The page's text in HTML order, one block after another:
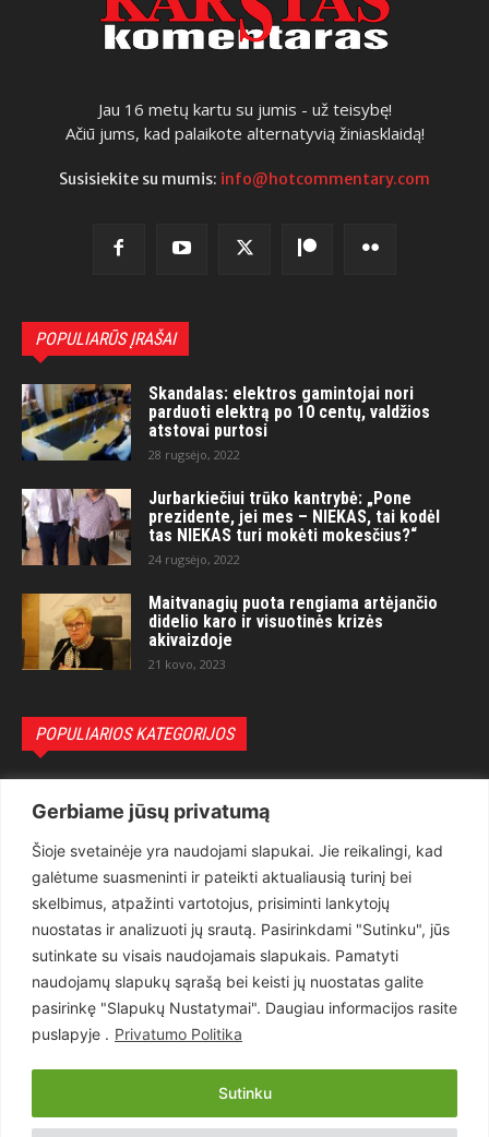
Gerbiame jūsų privatumą
Šioje svetainėje yra naudojami slapukai. Jie reikalingi, kad
galėtume suasmeninti ir pateikti aktualiausią turinį bei
skelbimus, atpažinti vartotojus, prisiminti lankytojų
nuostatas ir analizuoti jų srautą. Pasirinkdami "Sutinku", jūs
sutinkate su visais naudojamais slapukais. Pamatyti
naudojamų slapukų sąrašą bei keisti jų nuostatas galite
pasirinkę "Slapukų Nustatymai". Daugiau informacijos rasite
puslapyje . Privatumo Politika
Sutinku
Jau 16 metų kartu su jumis - už teisybę!
Ačiū jums, kad palaikote alternatyvią žiniasklaidą!
Susisiekite su mumis: info@hotcommentary.com
POPULIARŪS ĮRAŠAI
Skandalas: elektros gamintojai nori
parduoti elektrą po 10 centų, valdžios
atstovai purtosi
28 rugsėjo, 2022
Jurbarkiečiui trūko kantrybė: „Pone
prezidente, jei mes – NIEKAS, tai kodėl
tas NIEKAS turi mokėti mokesčius?“
24 rugsėjo, 2022
Maitvanagių puota rengiama artėjančio
didelio karo ir visuotinės krizės
akivaizdoje
21 kovo, 2023
POPULIARIOS KATEGORIJOS
Teisėsauga
1497
Aktualu
Lietuva
619
Pasaulis
Статьи на русском
Articles in english